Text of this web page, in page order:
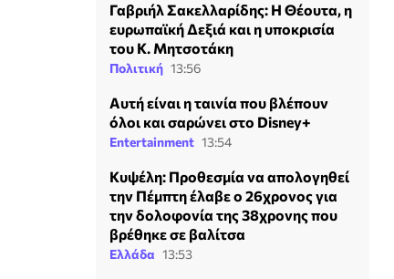
Γαβριήλ Σακελλαρίδης: Η Θέουτα, η
ευρωπαϊκή Δεξιά και η υποκρισία
του Κ. Μητσοτάκη
Πολιτική 13:56
Αυτή είναι η ταινία που βλέπουν
όλοι και σαρώνει στο Disney+
Entertainment 13:54
Κυψέλη: Προθεσμία να απολογηθεί
την Πέμπτη έλαβε ο 26χρονος για
την δολοφονία της 38χρονης που
βρέθηκε σε βαλίτσα
Ελλάδα 13:53